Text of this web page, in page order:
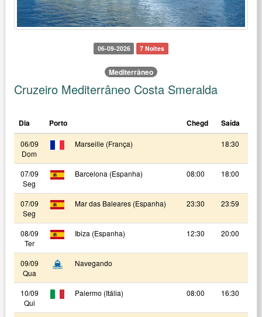
06-09-2026 7 Noites
Mediterrâneo
Cruzeiro Mediterrâneo Costa Smeralda
Dia Porto Chegd Saída
06/09
Dom
Marseille (França) 18:30
07/09
Seg
Barcelona (Espanha) 08:00 18:00
07/09
Seg
Mar das Baleares (Espanha) 23:30 23:59
08/09
Ter
Ibiza (Espanha) 12:30 20:00
09/09
Qua
Navegando
10/09
Qui
Palermo (Itália) 08:00 16:30